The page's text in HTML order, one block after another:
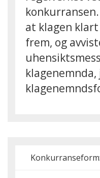
at klagen
frem, og
klagenemnda,
Konkurranseform: